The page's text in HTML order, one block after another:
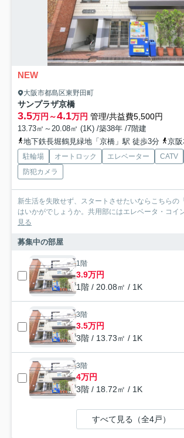
NEW
大阪市都島区東野田町
サンプラザ京橋
3.5万円～4.1万円 管理/共益費5,500円
13.73㎡～20.08㎡ (1K) /築38年 /7階建
地下鉄長堀鶴見緑地「京橋」駅 徒歩3分
京阪
駐輪場 オートロック エレベーター CATV
防犯カメラ
新生活を失敗せず、スタートさせたいならこちらの
はいかがでしょうか。共用部にはエレベータ・コイ
見る
募集中の部屋
1階
3.9万円
1階 / 20.08㎡ / 1K
3階
3.5万円
3階 / 13.73㎡ / 1K
3階
4万円
3階 / 18.72㎡ / 1K
すべて見る（全4戸）